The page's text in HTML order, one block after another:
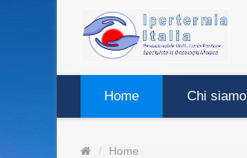
Home Chi siamo
Home